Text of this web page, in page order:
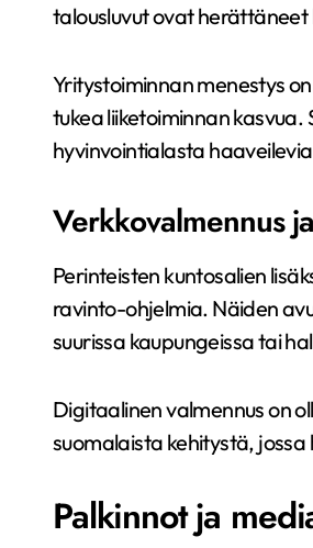
talousluvut ovat
Yritystoiminnan menestys
tukea liiketoiminnan
hyvinvointialasta
Verkkovalmennus
Perinteisten kuntosalien
ravinto-ohjelmia. Näiden
suurissa kaupungeissa tai
Digitaalinen valmennus on
suomalaista kehitystä,
Palkinnot ja